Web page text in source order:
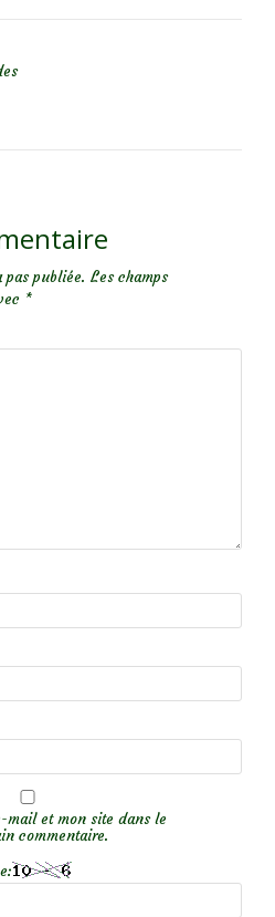
pas publiée. Les champs
*
mail et mon site dans le
commentaire.